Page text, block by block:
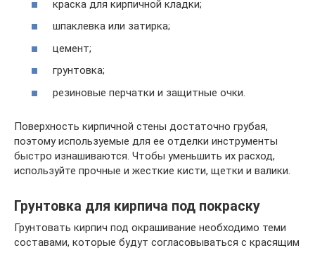
краска для кирпичной кладки;
шпаклевка или затирка;
цемент;
грунтовка;
резиновые перчатки и защитные очки.
Поверхность кирпичной стены достаточно грубая,
поэтому используемые для ее отделки инструменты
быстро изнашиваются. Чтобы уменьшить их расход,
используйте прочные и жесткие кисти, щетки и валики.
Грунтовка для кирпича под покраску
Грунтовать кирпич под окрашивание необходимо теми
составами, которые будут согласовываться с красящим